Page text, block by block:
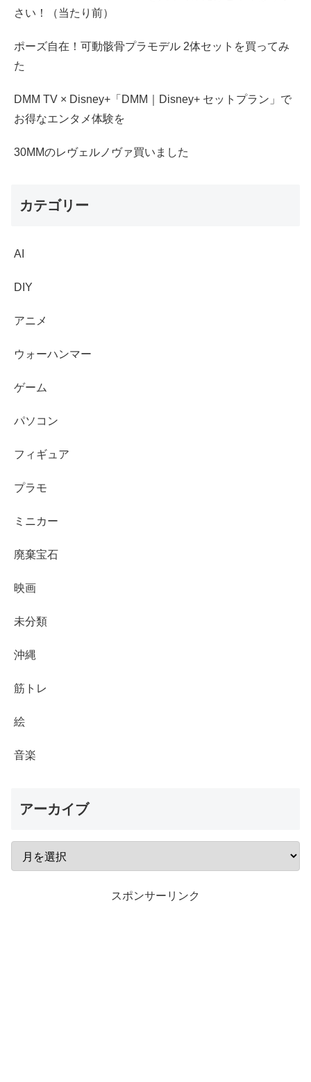
さい！（当たり前）
ポーズ自在！可動骸骨プラモデル 2体セットを買ってみ
た
DMM TV × Disney+「DMM｜Disney+ セットプラン」で
お得なエンタメ体験を
30MMのレヴェルノヴァ買いました
カテゴリー
AI
DIY
アニメ
ウォーハンマー
ゲーム
パソコン
フィギュア
プラモ
ミニカー
廃棄宝石
映画
未分類
沖縄
筋トレ
絵
音楽
アーカイブ
スポンサーリンク